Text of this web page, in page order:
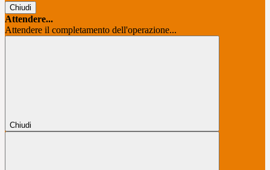
Chiudi
Attendere...
Attendere il completamento dell'operazione...
Chiudi